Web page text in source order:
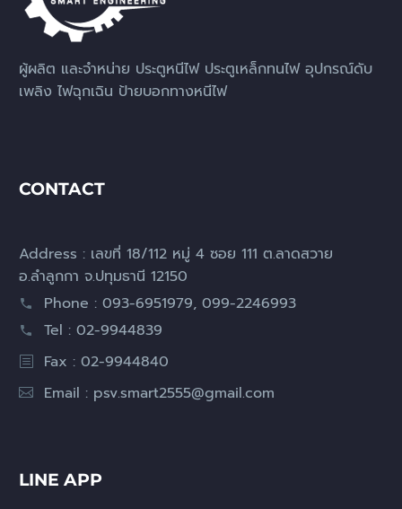
ผู้ผลิต และจำหน่าย ประตูหนีไฟ ประตูเหล็กทนไฟ อุปกรณ์ดับ
เพลิง ไฟฉุกเฉิน ป้ายบอกทางหนีไฟ
CONTACT
Address : เลขที่ 18/112 หมู่ 4 ซอย 111 ต.ลาดสวาย
อ.ลำลูกกา จ.ปทุมธานี 12150
Phone : 093-6951979, 099-2246993
Tel : 02-9944839
Fax : 02-9944840
Email : psv.smart2555@gmail.com
LINE APP